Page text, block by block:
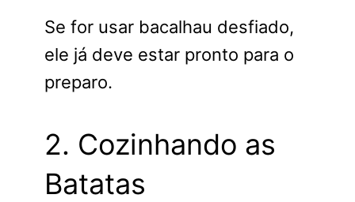
Se for usar bacalhau desfiado,
ele já deve estar pronto para o
preparo.
2. Cozinhando as
Batatas